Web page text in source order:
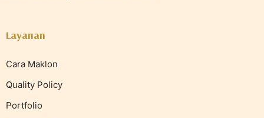
Layanan
Cara Maklon
Quality Policy
Portfolio